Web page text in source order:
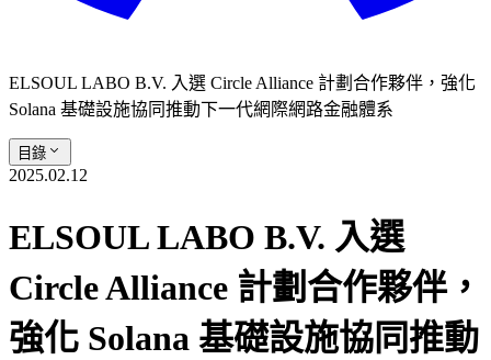
ELSOUL LABO B.V. 入選 Circle Alliance 計劃合作夥伴，強化
Solana 基礎設施協同推動下一代網際網路金融體系
目錄
2025.02.12
ELSOUL LABO B.V. 入選
Circle Alliance 計劃合作夥伴，
強化 Solana 基礎設施協同推動